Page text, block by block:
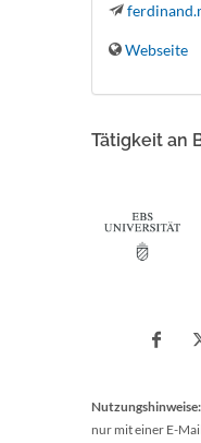
Webseite
Tätigkeit an
Nutzungshinweise:
nur mit einer E-